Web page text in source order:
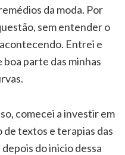
da moda. Por
sem entender o
Entrei e
parte das minhas
comecei a investir em
textos e terapias das
do inicio dessa